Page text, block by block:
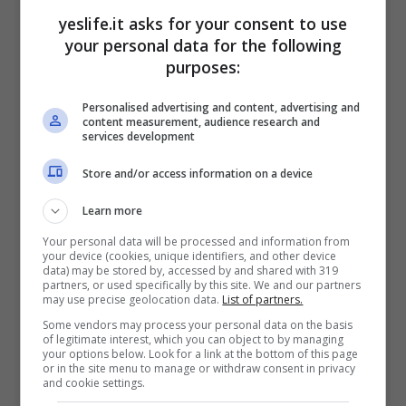
Alcune letture “da addetti ai lavori” notano un
timing furbo: pubblicare in fascia serale,
quando l’attenzione social italiana è più alta,
contenuto regge. Qui regge.
La reazione (e il non
detto) di Fedez
CapitoloFedez. Il suo nome compare subito
sotto i post, taggato dagli utenti che fiutano
incroci, citazioni, rimandi. Al momento non
risultano dichiarazioni ufficiali o interazioni
chiare sulla pagina pubblica del rapper: niente
che si possa definire con certezza “reazione”.
Esistono però due fatti osservabili. Primo:
yeslife.it asks for your consent to use
your personal data for the following
purposes:
Personalised advertising and content, advertising and
content measurement, audience research and
services development
Store and/or access information on a device
Learn more
Your personal data will be processed and information from
your device (cookies, unique identifiers, and other device
data) may be stored by, accessed by and shared with 319
partners, or used specifically by this site. We and our partners
may use precise geolocation data. List of partners.
Some vendors may process your personal data on the basis
of legitimate interest, which you can object to by managing
your options below. Look for a link at the bottom of this page
or in the site menu to manage or withdraw consent in privacy
and cookie settings.